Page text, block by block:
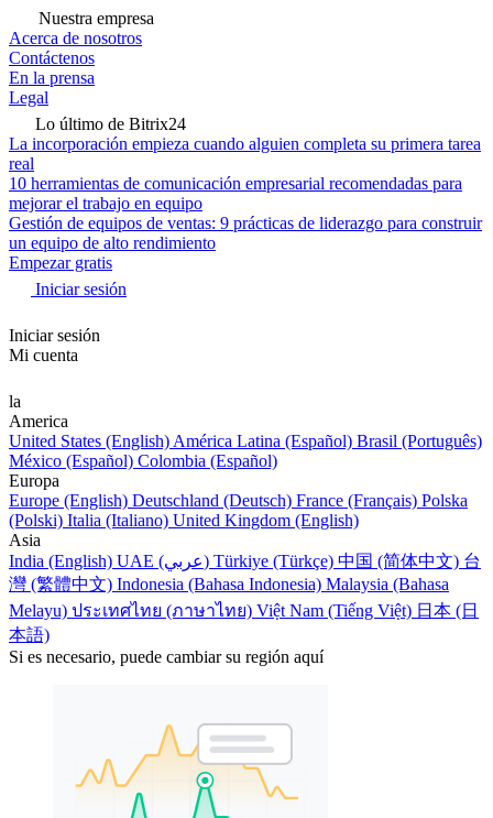
Nuestra empresa
Acerca de nosotros
Contáctenos
En la prensa
Legal
Lo último de Bitrix24
La incorporación empieza cuando alguien completa su primera tarea
real
10 herramientas de comunicación empresarial recomendadas para
mejorar el trabajo en equipo
Gestión de equipos de ventas: 9 prácticas de liderazgo para construir
un equipo de alto rendimiento
Empezar gratis
Iniciar sesión
Iniciar sesión
Mi cuenta
la
America
United States (English) América Latina (Español) Brasil (Português)
México (Español) Colombia (Español)
Europa
Europe (English) Deutschland (Deutsch) France (Français) Polska
(Polski) Italia (Italiano) United Kingdom (English)
Asia
India (English)
UAE (عربي) Türkiye (Türkçe) 中国 (简体中文) 台
灣 (繁體中文) Indonesia (Bahasa Indonesia) Malaysia (Bahasa
Melayu) ประเทศไทย (ภาษาไทย) Việt Nam (Tiếng Việt) 日本 (日
本語)
Si es necesario, puede cambiar su región aquí